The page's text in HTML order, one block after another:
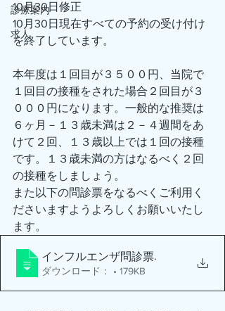
診療案内
求人
10月30日修正
10月30日現在すべての予約の受け付け
を終了しています。
本年度は１回目が３５００円、当院で
１回目の接種をされた場合２回目が３
０００円になります。一般的な推奨は
６ヶ月－１３歳未満は２－４週間をあ
けて２回、１３歳以上では１回の接種
です。１３歳未満の方はなるべく２回
の接種をしましょう。
また以下の問診票をなるべくご利用く
ださいますようよろしくお願いいたし
ます。
インフルエンザ問診票.
ダウンロード： • 179KB